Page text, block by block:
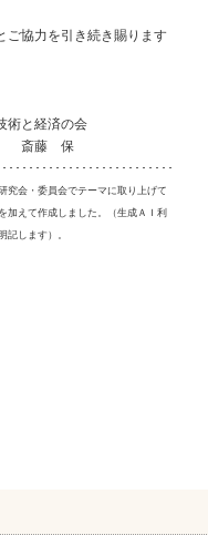
協力を引き続き賜ります
済の会
保
･････････････････････････
究会・委員会でテーマに取り上げて
加えて作成しました。（生成ＡＩ利
記します）。